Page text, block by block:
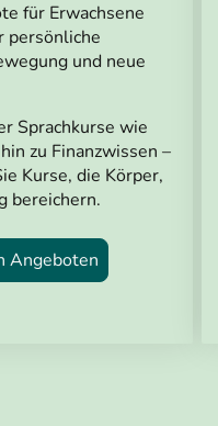
für Erwachsene
persönliche
und neue
Sprachkurse wie
zu Finanzwissen –
Kurse, die Körper,
bereichern.
Angeboten